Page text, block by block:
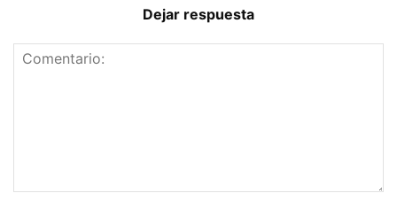
Dejar respuesta